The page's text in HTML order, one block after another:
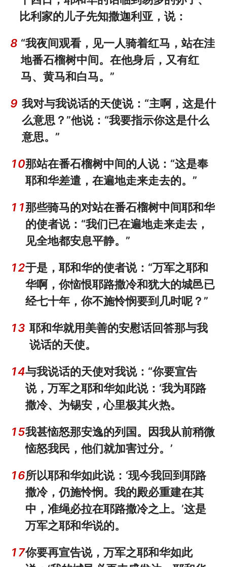
比利家的儿子先知撒迦利亚，说：
8 “我夜间观看，见一人骑着红马，站在洼
地番石榴树中间。在他身后，又有红
马、黄马和白马。”
9 我对与我说话的天使说：“主啊，这是什
么意思？”他说：“我要指示你这是什么
意思。”
10那站在番石榴树中间的人说：“这是奉
耶和华差遣，在遍地走来走去的。”
11那些骑马的对站在番石榴树中间耶和华
的使者说：“我们已在遍地走来走去，
见全地都安息平静。”
12于是，耶和华的使者说：“万军之耶和
华啊，你恼恨耶路撒冷和犹大的城邑已
经七十年，你不施怜悯要到几时呢？”
13 耶和华就用美善的安慰话回答那与我
说话的天使。
14与我说话的天使对我说：“你要宣告
说，万军之耶和华如此说：‘我为耶路
撒冷、为锡安，心里极其火热。
15我甚恼怒那安逸的列国。因我从前稍微
恼怒我民，他们就加害过分。’
16所以耶和华如此说：‘现今我回到耶路
撒冷，仍施怜悯。我的殿必重建在其
中，准绳必拉在耶路撒冷之上。’这是
万军之耶和华说的。
17你要再宣告说，万军之耶和华如此